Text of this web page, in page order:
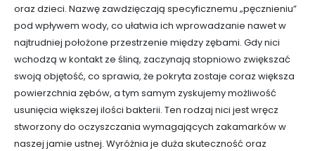
oraz dzieci. Nazwę zawdzięczają specyficznemu „pęcznieniu”
pod wpływem wody, co ułatwia ich wprowadzanie nawet w
najtrudniej położone przestrzenie między zębami. Gdy nici
wchodzą w kontakt ze śliną, zaczynają stopniowo zwiększać
swoją objętość, co sprawia, że pokryta zostaje coraz większa
powierzchnia zębów, a tym samym zyskujemy możliwość
usunięcia większej ilości bakterii. Ten rodzaj nici jest wręcz
stworzony do oczyszczania wymagających zakamarków w
naszej jamie ustnej. Wyróżnia je duża skuteczność oraz